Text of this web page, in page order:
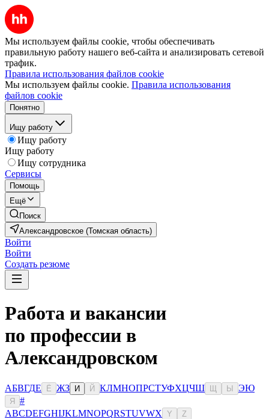
Мы используем файлы cookie, чтобы обеспечивать
правильную работу нашего веб-сайта и анализировать сетевой
трафик.
Правила использования файлов cookie
Мы используем файлы cookie. Правила использования
файлов cookie
Понятно
Ищу работу
Ищу работу
Ищу работу
Ищу сотрудника
Сервисы
Помощь
Ещё
Поиск
Александровское (Томская область)
Войти
Войти
Создать резюме
Работа и вакансии
по профессии в
Александровском
АБВГДЕ Ё ЖЗ И Й КЛМНОПРСТУФХЦЧШ Ы ЭЮ
Я
#
ABCDEFGHIJKLMNOPQRSTUVWX Y Z